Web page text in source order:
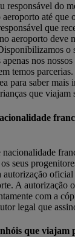
responsável do
até que
que
aeroporto deve
o
nos
temos
para saber mais
que viajam
nacionalidade
seus
autorização
A autorização
com a
legal que
que viajam